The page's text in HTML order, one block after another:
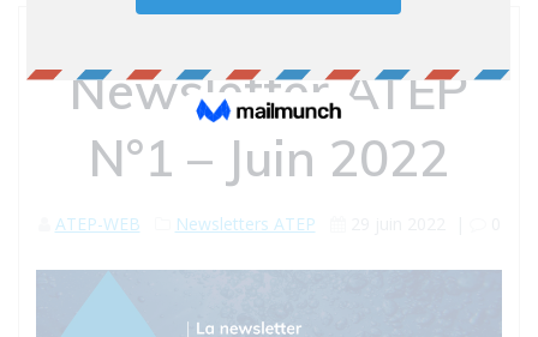
Newsletter ATEP
N°1 – Juin 2022
ATEP-WEB Newsletters ATEP